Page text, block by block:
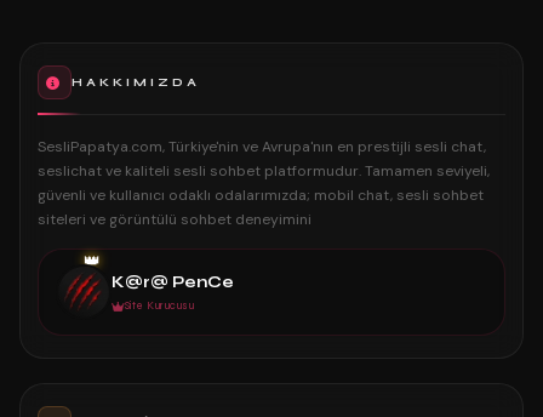
HAKKIMIZDA
SesliPapatya.com, Türkiye'nin ve Avrupa'nın en prestijli sesli chat,
seslichat ve kaliteli sesli sohbet platformudur. Tamamen seviyeli,
güvenli ve kullanıcı odaklı odalarımızda; mobil chat, sesli sohbet
siteleri ve görüntülü sohbet deneyimini
👑
K@r@ PenCe
Site Kurucusu